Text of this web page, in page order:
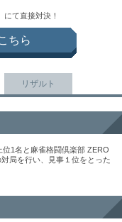
て直接対決！
ちら
リザルト
1名と麻雀格闘倶楽部 ZERO
局を行い、見事１位をとった